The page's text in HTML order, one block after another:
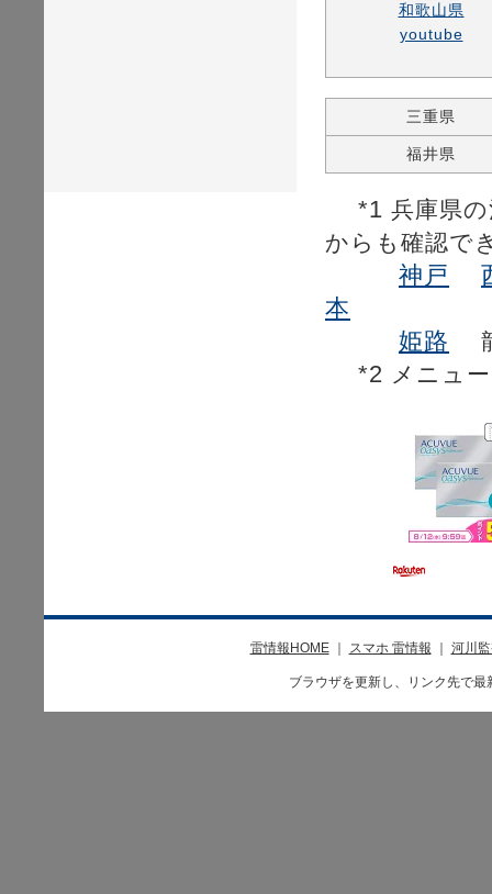
和歌山県
youtube
三重県
福井県
*1 兵庫県
からも確認で
神戸
本
姫路
*2 メニュ
雷情報HOME｜ スマホ 雷情報 河川
ブラウザを更新し、リンク先で